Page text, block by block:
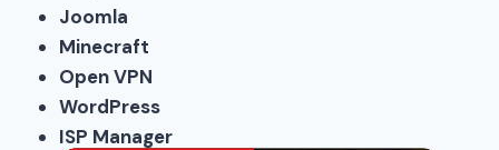
Joomla
Minecraft
Open VPN
WordPress
ISP Manager